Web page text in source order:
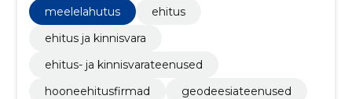
meelelahutus
ehitus
ehitus ja kinnisvara
ehitus- ja kinnisvarateenused
hooneehitusfirmad
geodeesiateenused